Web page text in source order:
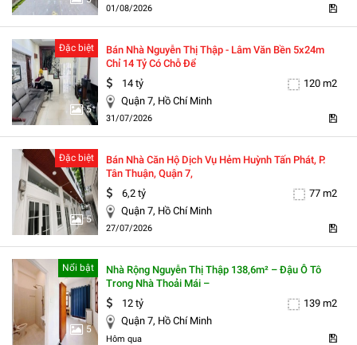
01/08/2026
5
Đặc biệt
Bán Nhà Nguyễn Thị Thập - Lâm Văn Bền 5x24m
Chỉ 14 Tỷ Có Chỗ Để
14 tỷ
120 m2
Quận 7, Hồ Chí Minh
31/07/2026
5
Đặc biệt
Bán Nhà Căn Hộ Dịch Vụ Hẻm Huỳnh Tấn Phát, P.
Tân Thuận, Quận 7,
6,2 tỷ
77 m2
Quận 7, Hồ Chí Minh
27/07/2026
5
Nổi bật
Nhà Rộng Nguyễn Thị Thập 138,6m² – Đậu Ô Tô
Trong Nhà Thoải Mái –
12 tỷ
139 m2
Quận 7, Hồ Chí Minh
Hôm qua